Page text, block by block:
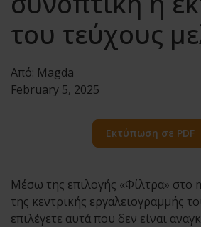
του τεύχους
Από: Magda
February 5, 2025
Εκτύπωση σε PDF
Μέσω της επιλογής «Φίλτρα» στο
της κεντρικής εργαλειογραμμής
επιλέγετε αυτά που δεν είναι